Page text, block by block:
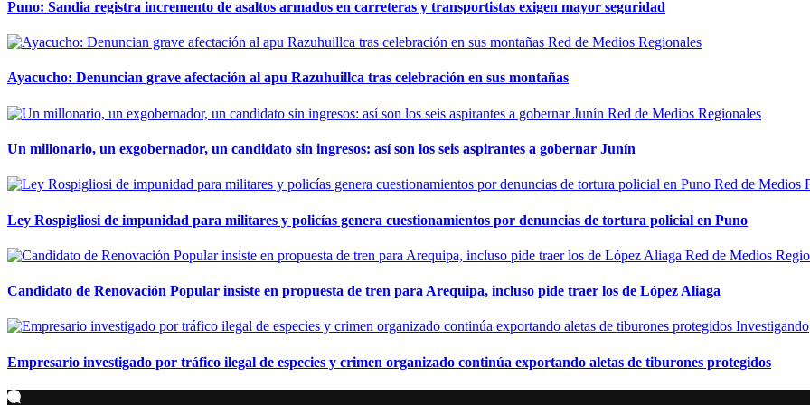
Puno: Sandia registra incremento de asaltos armados en carreteras y transportistas exigen mayor seguridad
Red de Medios Regionales
Ayacucho: Denuncian grave afectación al apu Razuhuillca tras celebración en sus montañas
Red de Medios Regionales
Un millonario, un exgobernador, un candidato sin ingresos: así son los seis aspirantes a gobernar Junín
Red de Medios
Ley Rospigliosi de impunidad para militares y policías genera cuestionamientos por denuncias de tortura policial en Puno
Red de Medios
Candidato de Renovación Popular insiste en propuesta de tren para Arequipa, incluso pide traer los de López Aliaga
Investigando
Empresario investigado por tráfico ilegal de especies y crimen organizado continúa exportando aletas de tiburones protegidos